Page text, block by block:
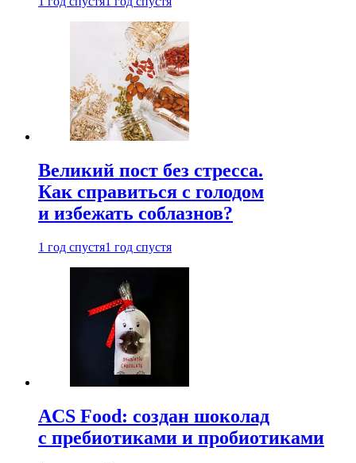
Великий пост без стресса.
Как справиться с голодом
и избежать соблазнов?
1 год спустя1 год спустя
ACS Food: создан шоколад
с пребиотиками и пробиотиками